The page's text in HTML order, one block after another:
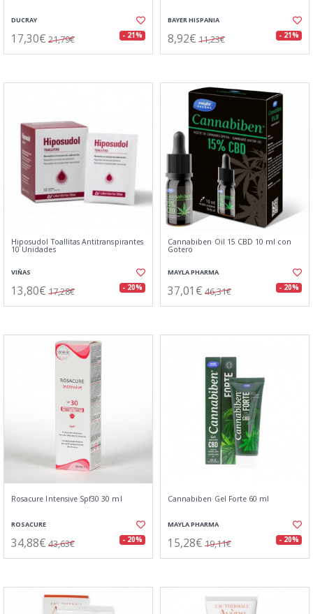
DUCRAY
17,30€ 21,79€ - 21%
BAYER HISPANIA
8,92€ 11,23€ - 21%
Hiposudol Toallitas Antitranspirantes
10 Unidades
VIÑAS
13,80€ 17,28€ - 20%
Cannabiben Oil 15 CBD 10 ml con
Gotero
MAYLA PHARMA
37,01€ 46,31€ - 20%
Rosacure Intensive Spf30 30 ml
ROSACURE
34,88€ 43,63€ - 20%
Cannabiben Gel Forte 60 ml
MAYLA PHARMA
15,28€ 19,11€ - 20%